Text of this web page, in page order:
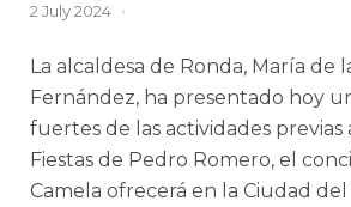
2 July 2024
La alcaldesa de Ronda, María de
Fernández, ha presentado hoy
fuertes de las actividades previas
Fiestas de Pedro Romero, el
Camela ofrecerá en la Ciudad